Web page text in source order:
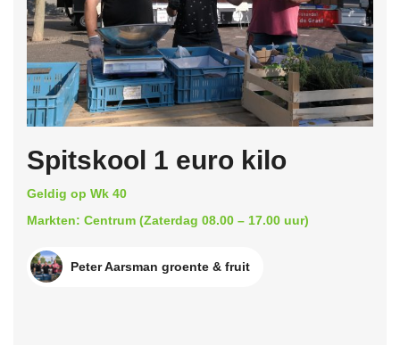
Spitskool 1 euro kilo
Geldig op Wk 40
Markten: Centrum (Zaterdag 08.00 – 17.00 uur)
Peter Aarsman groente & fruit